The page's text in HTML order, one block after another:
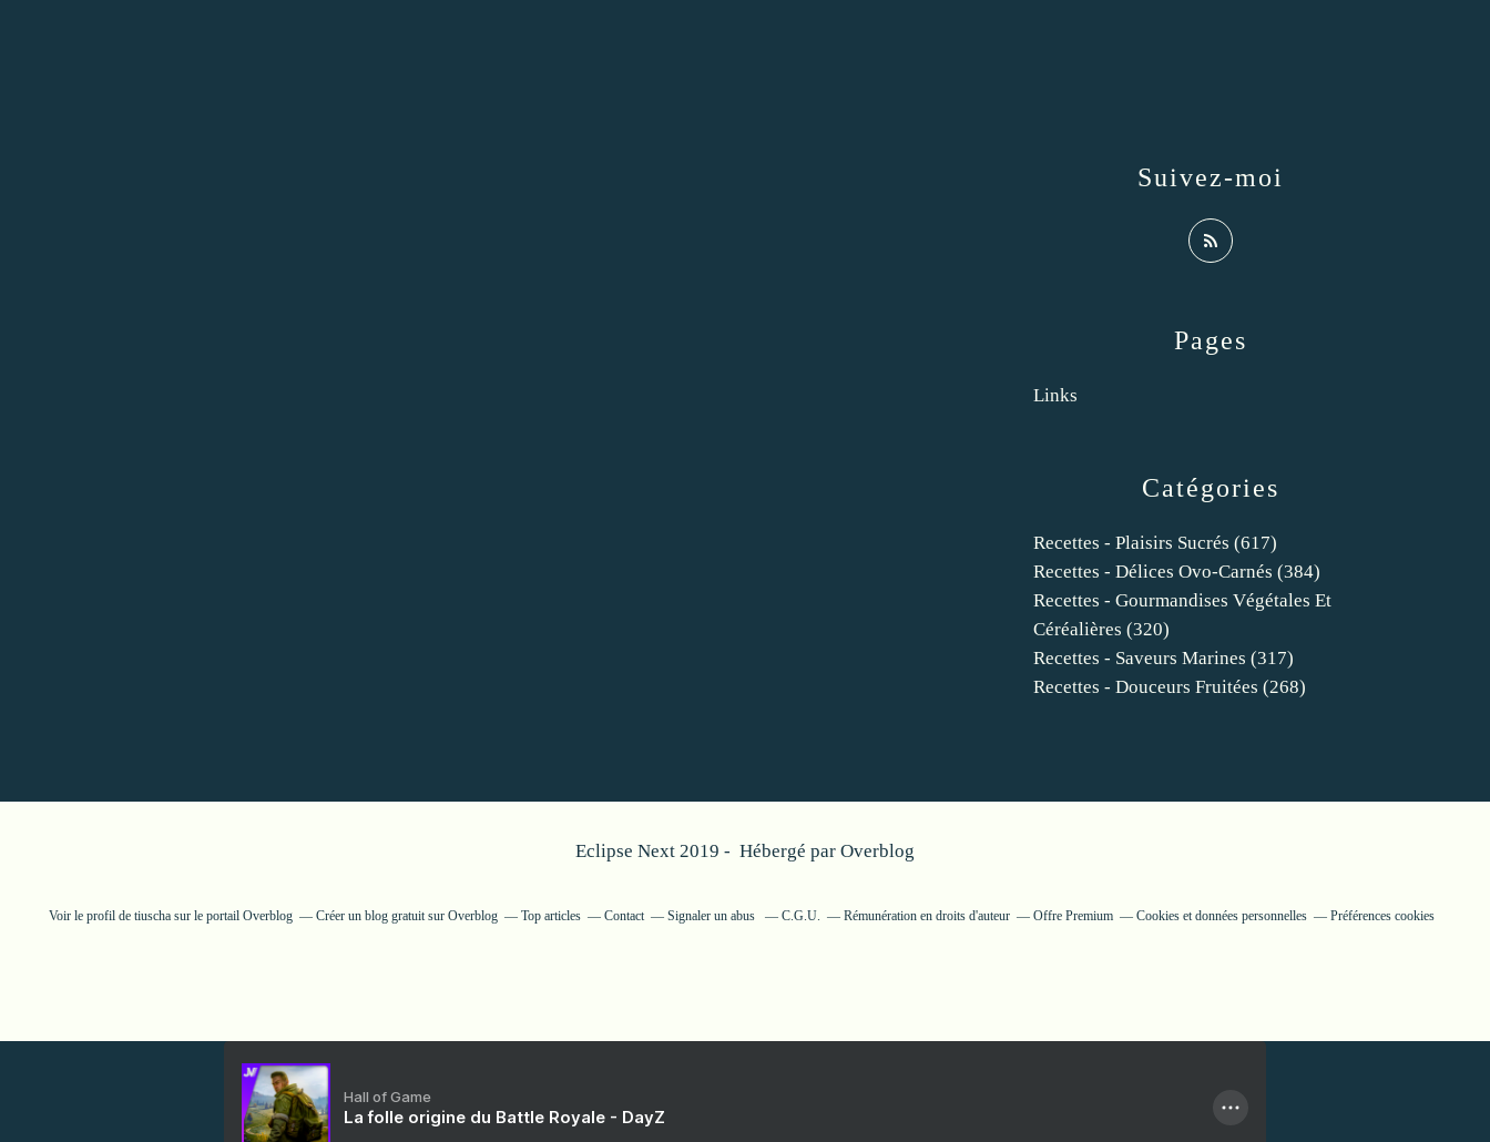
Catégories
Recettes - Plaisirs Sucrés (617)
Recettes - Délices Ovo-Carnés (384)
Recettes - Gourmandises Végétales Et
Céréalières (320)
Recettes - Saveurs Marines (317)
Recettes - Douceurs Fruitées (268)
Pages
Links
Suivez-moi
Eclipse Next 2019 - Hébergé par Overblog
Voir le profil de tiuscha sur le portail Overblog Créer un blog gratuit sur Overblog Top articles Contact Signaler un abus C.G.U. Rémunération en droits d'auteur Offre Premium Cookies et données personnelles Préférences cookies
Hall of Game
La folle origine du Battle Royale - DayZ